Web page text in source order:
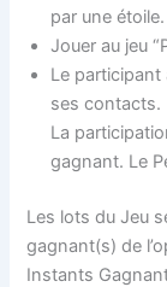
par une étoile.
Jouer au jeu
Le participant
ses contacts.
La
gagnant. Le
Les lots du Jeu
gagnant(s) de
Instants